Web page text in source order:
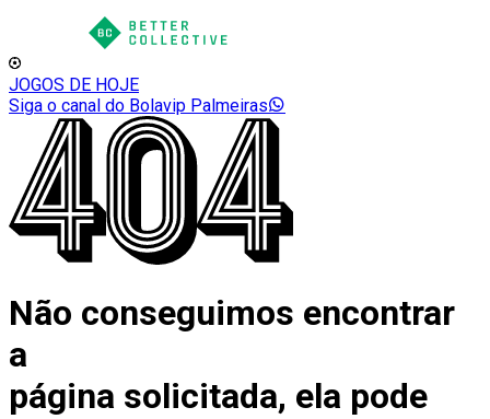
JOGOS DE HOJE
Siga o canal do Bolavip Palmeiras
Não conseguimos encontrar
a
página solicitada, ela pode